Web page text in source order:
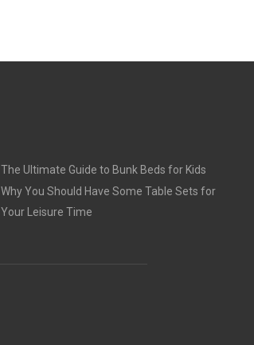
The Ultimate Guide to Bunk Beds for Kids
Why You Should Have Some Table Sets for
Your Leisure Time